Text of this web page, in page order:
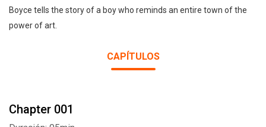
Boyce tells the story of a boy who reminds an entire town of the
power of art.
CAPÍTULOS
Chapter 001